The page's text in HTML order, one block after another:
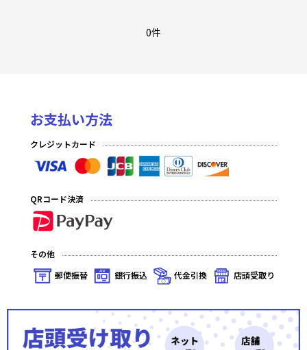
0件
お支払い方法
クレジットカード
QRコード決済
その他
郵便振替
銀行振込 代金引換 店頭受取り